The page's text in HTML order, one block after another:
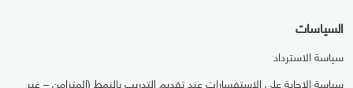
السياسات
سياسة الاسترداد
سياسة الاجابة على الاستفسارات عند تقديم التدريب بالنمط (المتزامن – غير